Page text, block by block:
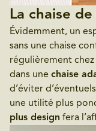
La chaise
Évidemment, un
sans une chaise
régulièrement chez
dans une chaise
d’éviter
une utilité plus
plus design fera